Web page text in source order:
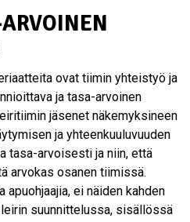
ovat tiimin yhteistyö ja
ja tasa-arvoinen
jäsenet näkemyksineen
ja yhteenkuuluvuuden
tasa-arvoisesti ja niin, että
arvokas osanen tiimissä.
apuohjaajia, ei näiden kahden
suunnittelussa, sisällössä